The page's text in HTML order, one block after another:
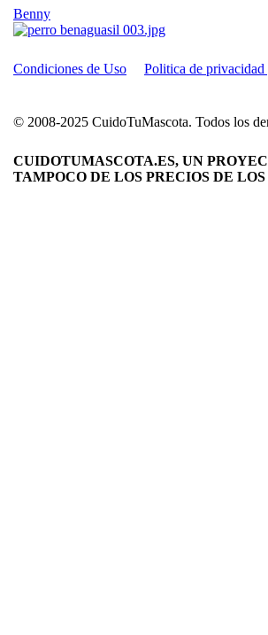
Benny
Condiciones de Uso Politica de
© 2008-2025 CuidoTuMascota. Todos los
CUIDOTUMASCOTA.ES, UN
TAMPOCO DE LOS PRECIOS DE